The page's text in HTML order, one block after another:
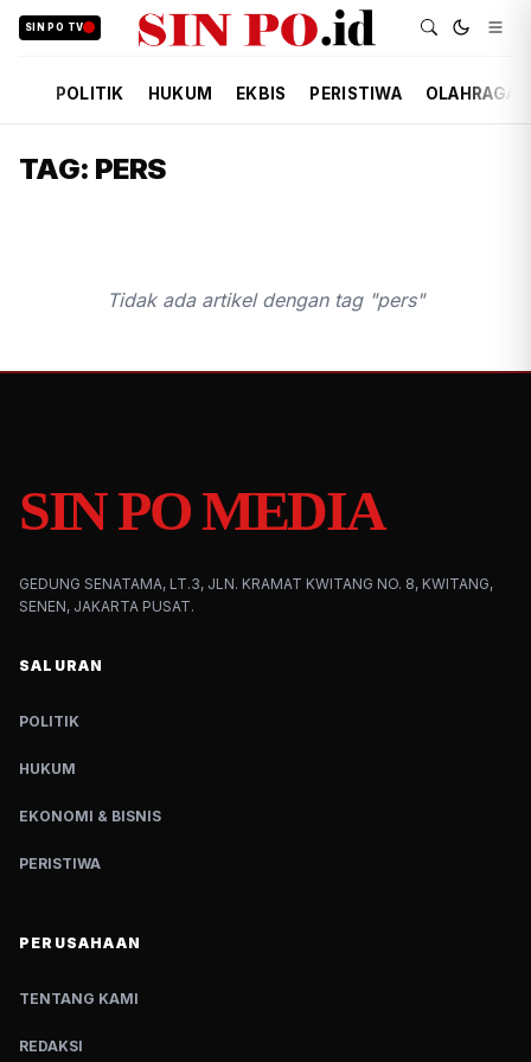
SIN PO TV
POLITIK HUKUM EKBIS PERISTIWA OLAHRAGA
TAG: PERS
Tidak ada artikel dengan tag "pers"
SIN PO MEDIA
GEDUNG SENATAMA, LT.3, JLN. KRAMAT KWITANG NO. 8, KWITANG,
SENEN, JAKARTA PUSAT.
SALURAN
POLITIK
HUKUM
EKONOMI & BISNIS
PERISTIWA
PERUSAHAAN
TENTANG KAMI
REDAKSI